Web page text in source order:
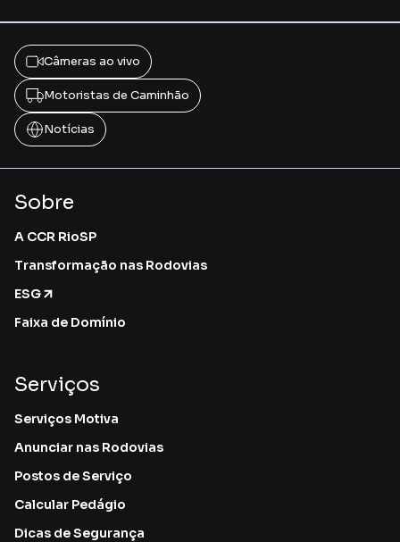
Câmeras ao vivo
Motoristas de Caminhão
Notícias
Sobre
A CCR RioSP
Transformação nas Rodovias
ESG
Faixa de Domínio
Serviços
Serviços Motiva
Anunciar nas Rodovias
Postos de Serviço
Calcular Pedágio
Dicas de Segurança